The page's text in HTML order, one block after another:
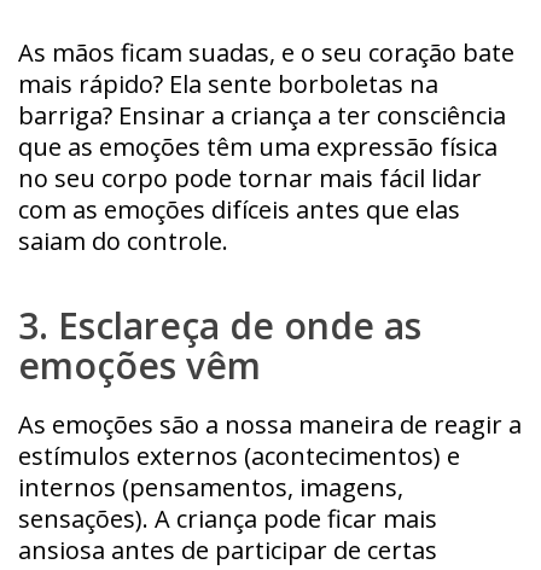
As mãos ficam suadas, e o seu coração bate
mais rápido? Ela sente borboletas na
barriga? Ensinar a criança a ter consciência
que as emoções têm uma expressão física
no seu corpo pode tornar mais fácil lidar
com as emoções difíceis antes que elas
saiam do controle.
3. Esclareça de onde as
emoções vêm
As emoções são a nossa maneira de reagir a
estímulos externos (acontecimentos) e
internos (pensamentos, imagens,
sensações). A criança pode ficar mais
ansiosa antes de participar de certas